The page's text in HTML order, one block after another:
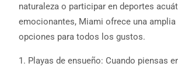
naturaleza o participar en deportes
emocionantes, Miami ofrece una amplia
opciones para todos los gustos.
1. Playas de ensueño: Cuando piensas